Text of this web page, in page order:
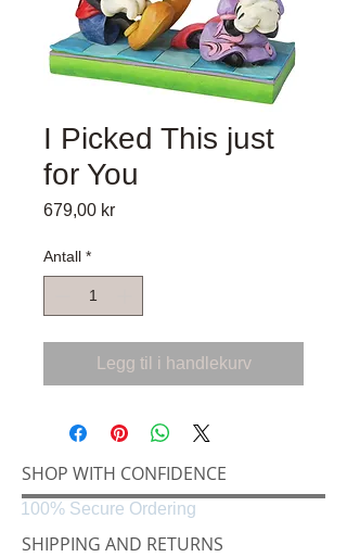
I Picked This just
for You
679,00 krPris
Antall *
Legg til i handlekurv
SHOP WITH CONFIDENCE
SHIPPING AND RETURNS
100% Secure Ordering